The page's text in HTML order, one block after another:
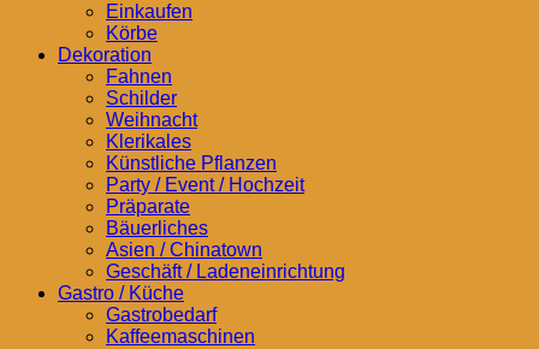
Einkaufen
Körbe
Dekoration
Fahnen
Schilder
Weihnacht
Klerikales
Künstliche Pflanzen
Party / Event / Hochzeit
Präparate
Bäuerliches
Asien / Chinatown
Geschäft / Ladeneinrichtung
Gastro / Küche
Gastrobedarf
Kaffeemaschinen